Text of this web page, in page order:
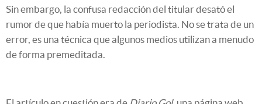
Sin embargo, la confusa redacción del titular desató el
rumor de que había muerto la periodista. No se trata de un
error, es una técnica que algunos medios utilizan a menudo
de forma premeditada.